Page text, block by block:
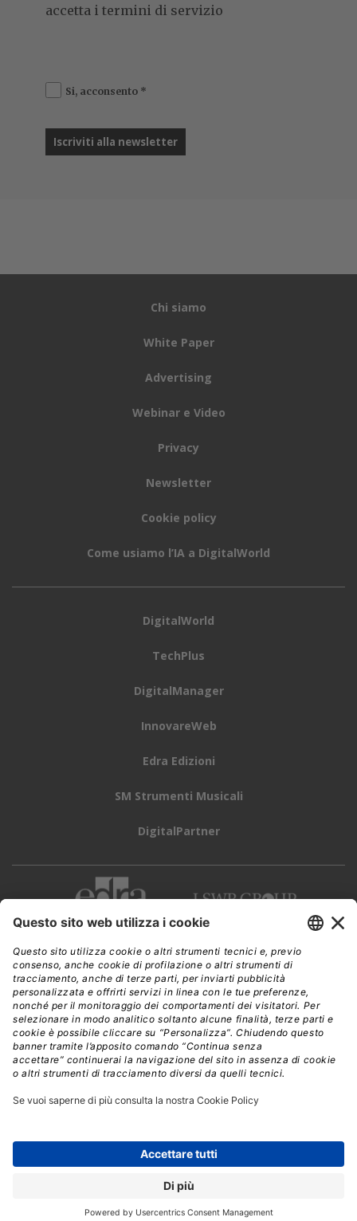
accetta i termini di servizio
Si, acconsento *
Chi siamo
White Paper
Advertising
Webinar e Video
Privacy
Newsletter
Cookie policy
Come usiamo l’IA a DigitalWorld
DigitalWorld
TechPlus
DigitalManager
InnovareWeb
Edra Edizioni
SM Strumenti Musicali
DigitalPartner
CWI è una testata giornalistica diEdra Edizioni s.r.l.
Direzione, amministrazione, redazione, pubblicità
Viale Enrico Forlanini 21 - 20134 Milano
Tel. +39 02 881841
C.F./P IVA 13002100157
www.edraedizioni.it|Privacy
Follow Us